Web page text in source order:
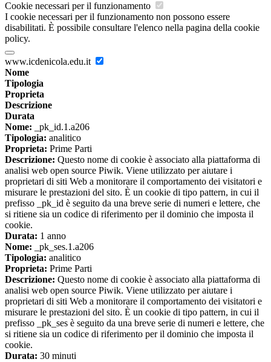
Cookie necessari per il funzionamento
I cookie necessari per il funzionamento non possono essere
disabilitati. È possibile consultare l'elenco nella pagina della cookie
policy.
www.icdenicola.edu.it
Nome
Tipologia
Proprieta
Descrizione
Durata
Nome: _pk_id.1.a206
Tipologia: analitico
Proprieta: Prime Parti
Descrizione: Questo nome di cookie è associato alla piattaforma di
analisi web open source Piwik. Viene utilizzato per aiutare i
proprietari di siti Web a monitorare il comportamento dei visitatori e
misurare le prestazioni del sito. È un cookie di tipo pattern, in cui il
prefisso _pk_id è seguito da una breve serie di numeri e lettere, che
si ritiene sia un codice di riferimento per il dominio che imposta il
cookie.
Durata: 1 anno
Nome: _pk_ses.1.a206
Tipologia: analitico
Proprieta: Prime Parti
Descrizione: Questo nome di cookie è associato alla piattaforma di
analisi web open source Piwik. Viene utilizzato per aiutare i
proprietari di siti Web a monitorare il comportamento dei visitatori e
misurare le prestazioni del sito. È un cookie di tipo pattern, in cui il
prefisso _pk_ses è seguito da una breve serie di numeri e lettere, che
si ritiene sia un codice di riferimento per il dominio che imposta il
cookie.
Durata: 30 minuti